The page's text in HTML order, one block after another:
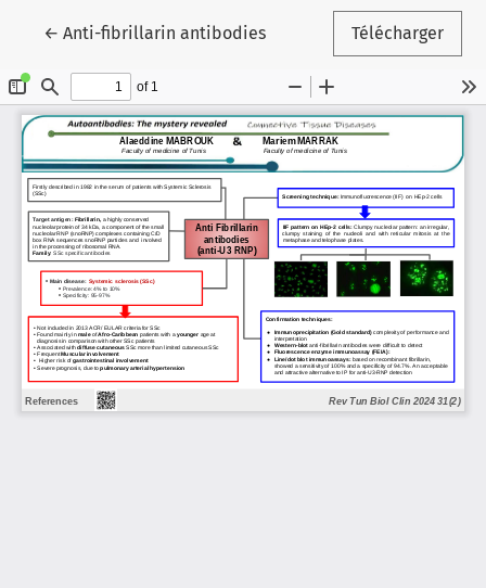
← Retourner aux informations sur l'article
Anti-fibrillarin antibodies Télécharger